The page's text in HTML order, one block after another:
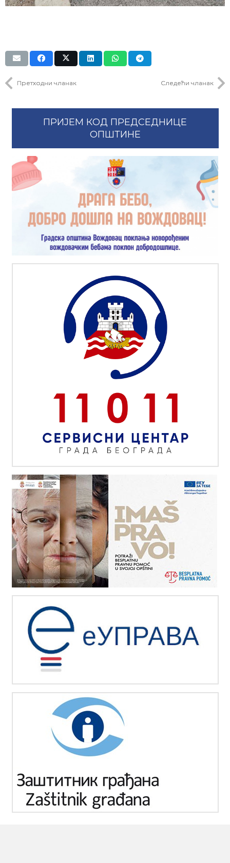
Претходни чланак Следећи чланак
ПРИЈЕМ КОД ПРЕДСЕДНИЦЕ
ОПШТИНЕ